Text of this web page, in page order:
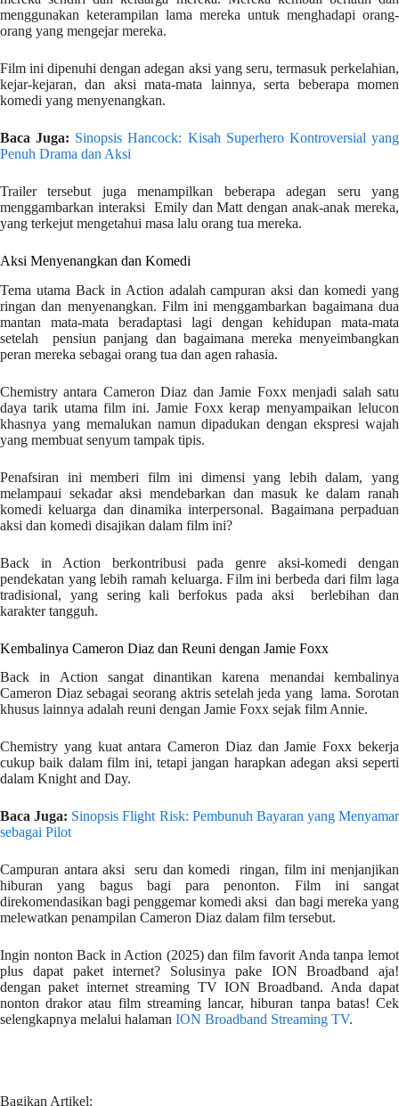
menggunakan keterampilan lama mereka untuk menghadapi orang-
orang yang mengejar mereka.
Film ini dipenuhi dengan adegan aksi yang seru, termasuk perkelahian,
kejar-kejaran, dan aksi mata-mata lainnya, serta beberapa momen
komedi yang menyenangkan.
Baca Juga: Sinopsis Hancock: Kisah Superhero Kontroversial yang
Penuh Drama dan Aksi
Trailer tersebut juga menampilkan beberapa adegan seru yang
menggambarkan interaksi Emily dan Matt dengan anak-anak mereka,
yang terkejut mengetahui masa lalu orang tua mereka.
Aksi Menyenangkan dan Komedi
Tema utama Back in Action adalah campuran aksi dan komedi yang
ringan dan menyenangkan. Film ini menggambarkan bagaimana dua
mantan mata-mata beradaptasi lagi dengan kehidupan mata-mata
setelah pensiun panjang dan bagaimana mereka menyeimbangkan
peran mereka sebagai orang tua dan agen rahasia.
Chemistry antara Cameron Diaz dan Jamie Foxx menjadi salah satu
daya tarik utama film ini. Jamie Foxx kerap menyampaikan lelucon
khasnya yang memalukan namun dipadukan dengan ekspresi wajah
yang membuat senyum tampak tipis.
Penafsiran ini memberi film ini dimensi yang lebih dalam, yang
melampaui sekadar aksi mendebarkan dan masuk ke dalam ranah
komedi keluarga dan dinamika interpersonal. Bagaimana perpaduan
aksi dan komedi disajikan dalam film ini?
Back in Action berkontribusi pada genre aksi-komedi dengan
pendekatan yang lebih ramah keluarga. Film ini berbeda dari film laga
tradisional, yang sering kali berfokus pada aksi berlebihan dan
karakter tangguh.
Kembalinya Cameron Diaz dan Reuni dengan Jamie Foxx
Back in Action sangat dinantikan karena menandai kembalinya
Cameron Diaz sebagai seorang aktris setelah jeda yang lama. Sorotan
khusus lainnya adalah reuni dengan Jamie Foxx sejak film Annie.
Chemistry yang kuat antara Cameron Diaz dan Jamie Foxx bekerja
cukup baik dalam film ini, tetapi jangan harapkan adegan aksi seperti
dalam Knight and Day.
Baca Juga: Sinopsis Flight Risk: Pembunuh Bayaran yang Menyamar
sebagai Pilot
Campuran antara aksi seru dan komedi ringan, film ini menjanjikan
hiburan yang bagus bagi para penonton. Film ini sangat
direkomendasikan bagi penggemar komedi aksi dan bagi mereka yang
melewatkan penampilan Cameron Diaz dalam film tersebut.
Ingin nonton Back in Action (2025) dan film favorit Anda tanpa lemot
plus dapat paket internet? Solusinya pake ION Broadband aja!
dengan paket internet streaming TV ION Broadband. Anda dapat
nonton drakor atau film streaming lancar, hiburan tanpa batas! Cek
selengkapnya melalui halaman ION Broadband Streaming TV.
Bagikan Artikel: